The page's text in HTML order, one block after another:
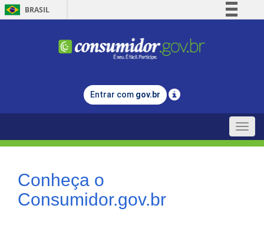
BRASIL
Comunica BR
Legislação
Entrar com gov.br
Toggle
Conheça o
Consumidor.gov.br